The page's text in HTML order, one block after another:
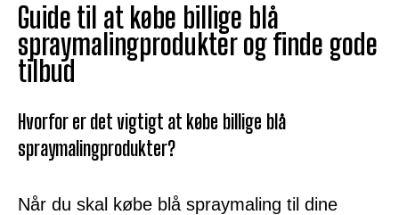
Guide til at købe billige blå
spraymalingprodukter og finde gode
tilbud
Hvorfor er det vigtigt at købe billige blå
spraymalingprodukter?
Når du skal købe blå spraymaling til dine